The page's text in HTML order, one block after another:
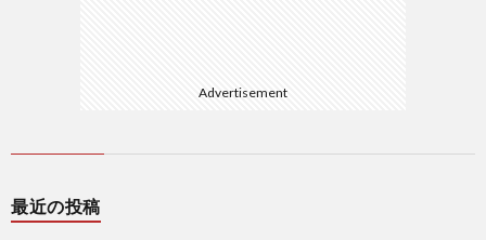
Advertisement
最近の投稿